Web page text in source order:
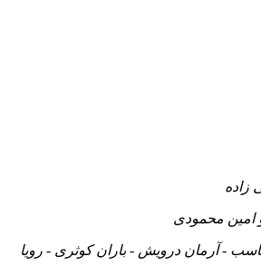
زاده
امین محمودی
- آرمان درویش - باران کوثری - رویا